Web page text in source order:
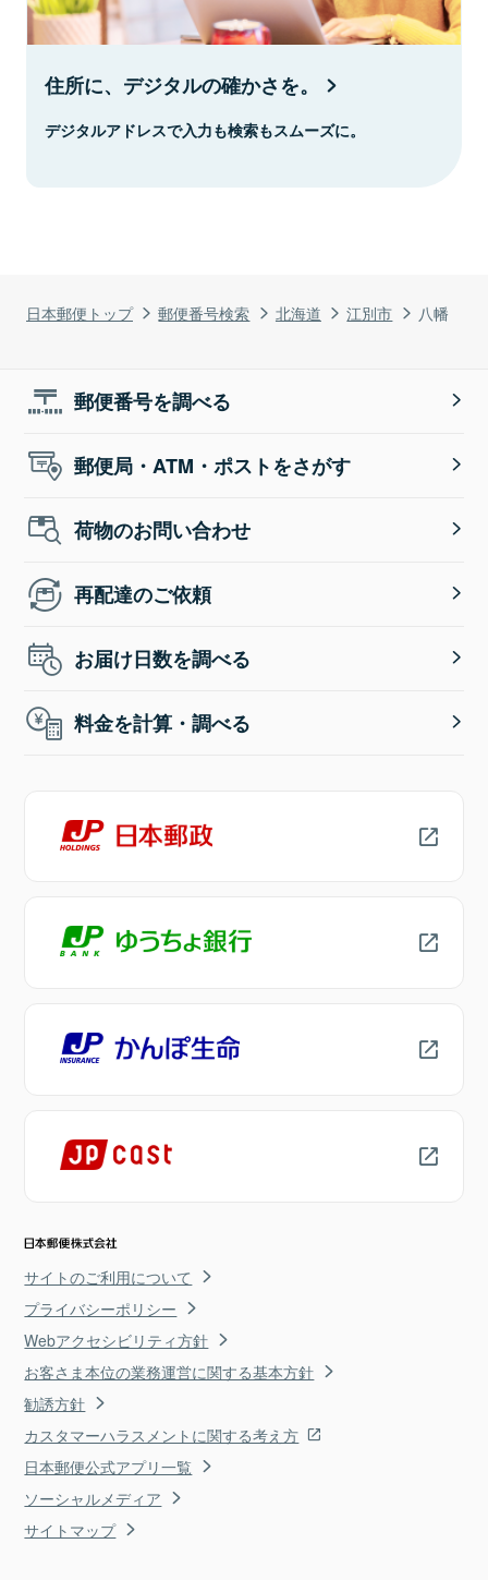
日本郵便トップ 郵便番号検索 北海道 江別市 八幡
住所に、デジタルの確かさを。
デジタルアドレスで入力も検索もスムーズに。
郵便番号を調べる
郵便局・ATM・ポストをさがす
荷物のお問い合わせ
再配達のご依頼
お届け日数を調べる
料金を計算・調べる
サイトのご利用について
プライバシーポリシー
Webアクセシビリティ方針
お客さま本位の業務運営に関する基本方針
勧誘方針
カスタマーハラスメントに関する考え方
日本郵便公式アプリ一覧
ソーシャルメディア
サイトマップ